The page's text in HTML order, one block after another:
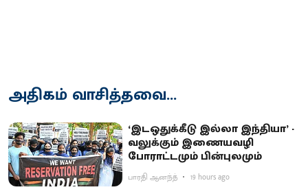
அதிகம் வாசித்தவை...
‘இடஒதுக்கீடு இல்லா இந்தியா’ -
வலுக்கும் இணையவழி
போராட்டமும் பின்புலமும்
பாரதி ஆனந்த் 19 hours ago